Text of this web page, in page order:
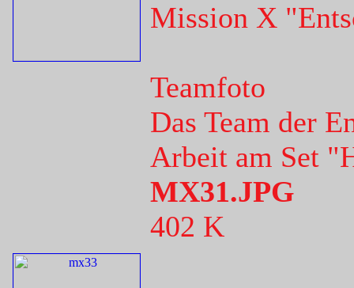
Mission X
Teamfoto
Das Team der
Arbeit am Set
MX31.JPG
402 K